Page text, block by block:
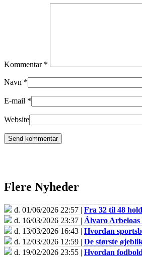
Kommentar *
Navn *
E-mail *
Website
Flere Nyheder
d. 01/06/2026 22:57 | Fra 32 til 48
d. 16/03/2026 23:37 | Álvaro
d. 13/03/2026 16:43 | Hvordan
d. 12/03/2026 12:59 | De største
d. 19/02/2026 23:55 | Hvordan